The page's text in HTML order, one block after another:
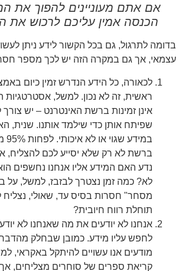
אם אתם מעוניינים להפוך את
הכנסה אמין עליכם לרכוש את
בדומה לתרגול, גם בכל הקשור לידע ניתן
עצמאי, אך גם במקרה הזה יש לכך מספר
לכאורה, כל הידע הנדרש זמין כיום
ראשית, זה לא נכון. למשל, אסטרטגיות
אינן זמינות ברשת האינטרנט – יש
שפיתח אותן כדי שילמד אותנו. שנית,
ברשת לא רק שלא יסייע לכם להצליח,
נדע האם המידע אליו אנחנו נחשפים
לא? כמה זמן נצטרך לבזבז, למשל, על
מסחר" חסרות בסיס עד, שאולי,
תוחלת רווח חיובית?
אנחנו לא יודעים את מה שאנחנו לא
לחפש עליו מידע. כמובן שבחלק
מודעים אנו עשויים להיתקל באקראי,
קריאת ספרים של סוחרים מצליחים,